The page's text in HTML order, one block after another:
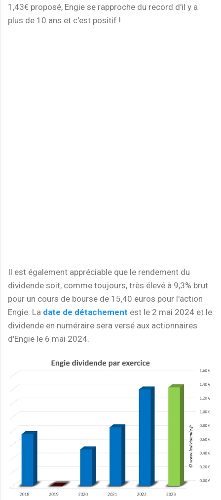
1,43€ proposé, Engie se rapproche du record d'il y a
plus de 10 ans et c'est positif !
Il est également appréciable que le rendement du
dividende soit, comme toujours, très élevé à 9,3% brut
pour un cours de bourse de 15,40 euros pour l'action
Engie. La date de détachement est le 2 mai 2024 et le
dividende en numéraire sera versé aux actionnaires
d'Engie le 6 mai 2024.